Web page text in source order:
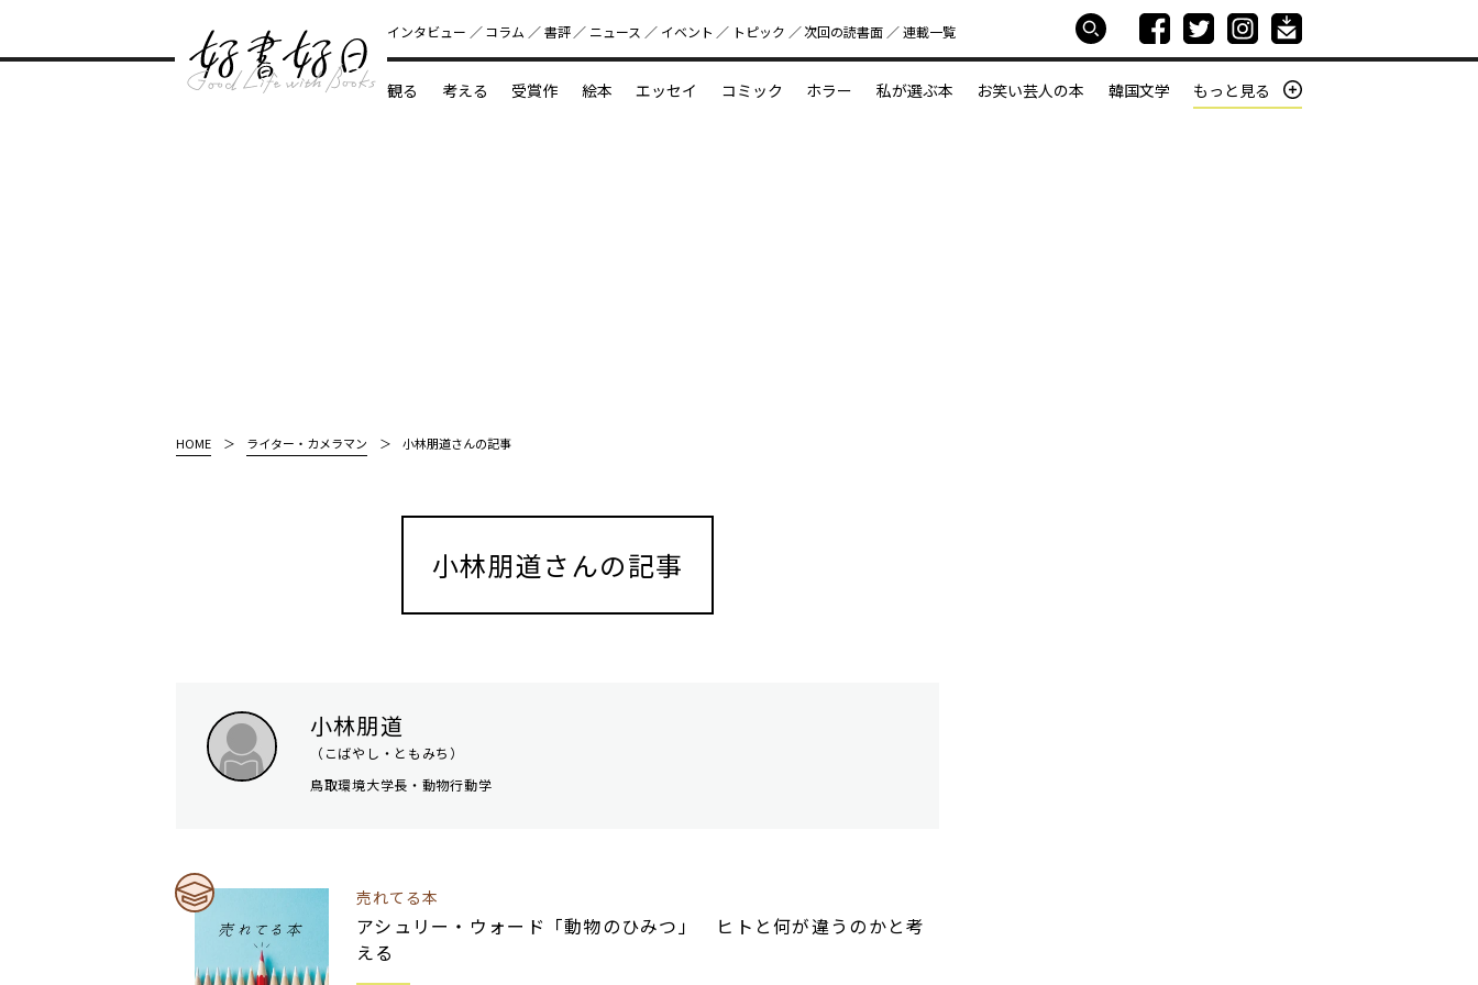
好書好日
インタビュー コラム 書評 ニュース イベント トピック 次回の読書⾯ 連載一覧
観る 考える 受賞作 絵本 エッセイ コミック ホラー 私が選ぶ本 お笑い芸人の本 韓国文学 もっと見る
HOME ライター・カメラマン 小林朋道さんの記事
小林朋道さんの記事
小林朋道
（こばやし・ともみち）
鳥取環境大学長・動物行動学
売れてる本
アシュリー・ウォード「動物のひみつ」 ヒトと何が違うのかと考
える